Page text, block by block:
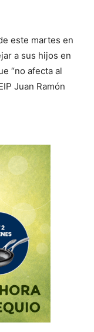
este martes en
a sus hijos en
“no afecta al
Juan Ramón